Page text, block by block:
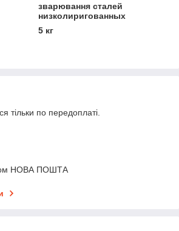
зварювання сталей
низколиригованных
5 кг
тільки по передоплаті.
НОВА ПОШТА